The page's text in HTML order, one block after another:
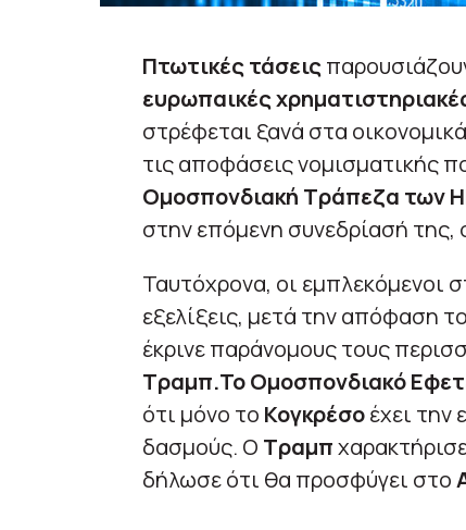
Πτωτικές τάσεις
ευρωπαικές
στρέφεται ξανά στα
τις αποφάσεις νομισματικής
Ομοσπονδιακή Τράπεζα των
στην επόμενη συνεδρίασή της,
Ταυτόχρονα, οι εμπλεκόμενοι
εξελίξεις, μετά την απόφαση
έκρινε παράνομους τους
Τραμπ.Το Ομοσπονδιακό
ότι μόνο το Κογκρέσοέχει την
δασμούς. Ο Τραμπ
δήλωσε ότι θα προσφύγει στο